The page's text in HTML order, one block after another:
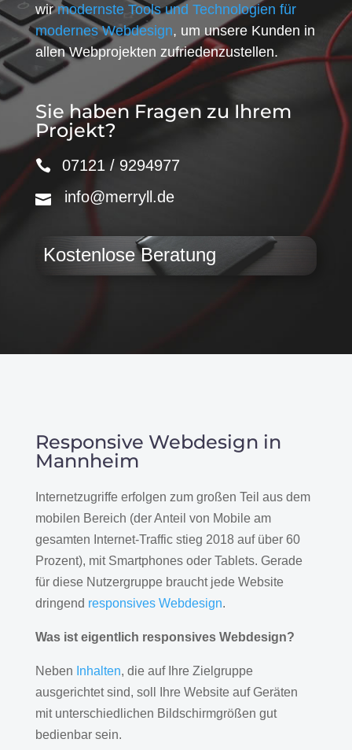
wirmodernste Tools und Technologien für
modernes Webdesign, um unsere Kunden in
allen Webprojekten zufriedenzustellen.
Sie haben Fragen zu Ihrem
Projekt?
07121 / 9294977
info@merryll.de
Kostenlose Beratung
Responsive Webdesign in
Mannheim
Internetzugriffe erfolgen zum großen Teil aus dem
mobilen Bereich (der Anteil von Mobile am
gesamten Internet-Traffic stieg 2018 auf über 60
Prozent), mit Smartphones oder Tablets. Gerade
für diese Nutzergruppe braucht jede Website
dringend responsives Webdesign.
Was ist eigentlich responsives Webdesign?
Neben Inhalten, die auf Ihre Zielgruppe
ausgerichtet sind, soll Ihre Website auf Geräten
mit unterschiedlichen Bildschirmgrößen gut
bedienbar sein.